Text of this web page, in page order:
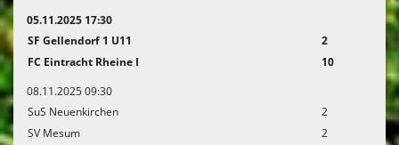
05.11.2025 17:30
SF Gellendorf 1 U11
2
FC Eintracht Rheine I
10
08.11.2025 09:30
SuS Neuenkirchen
2
SV Mesum
2